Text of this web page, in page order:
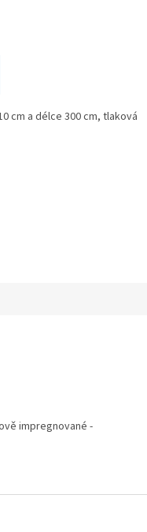
cm a délce 300 cm, tlaková
impregnované -